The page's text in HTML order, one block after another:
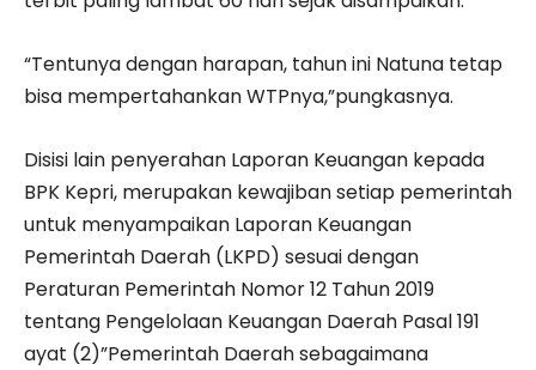
“Tentunya dengan harapan, tahun ini Natuna tetap
bisa mempertahankan WTPnya,”pungkasnya.
Disisi lain penyerahan Laporan Keuangan kepada
BPK Kepri, merupakan kewajiban setiap pemerintah
untuk menyampaikan Laporan Keuangan
Pemerintah Daerah (LKPD) sesuai dengan
Peraturan Pemerintah Nomor 12 Tahun 2019
tentang Pengelolaan Keuangan Daerah Pasal 191
ayat (2)”Pemerintah Daerah sebagaimana